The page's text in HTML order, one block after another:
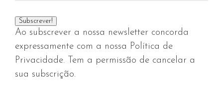
Ao subscrever a nossa newsletter concorda
expressamente com a nossa Política de
Privacidade. Tem a permissão de cancelar a
sua subscrição.